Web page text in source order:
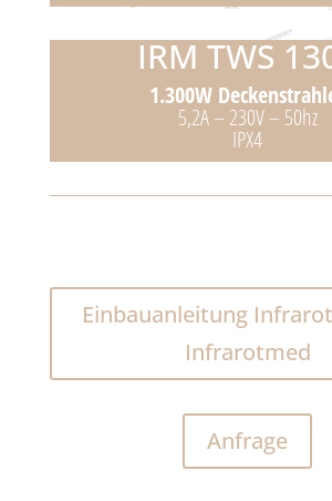
IRM TWS
1.300W
5,2A – 230V – 50hz
IPX4
Einbauanleitung
Infrarotmed
Anfrage